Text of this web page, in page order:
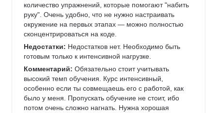
количество упражнений, которые помогают "набить
руку". Очень удобно, что не нужно настраивать
окружение на первых этапах — можно полностью
сконцентрироваться на коде.
Недостатки: Недостатков нет. Необходимо быть
готовым только к интенсивной нагрузке.
Комментарий: Обязательно стоит учитывать
высокий темп обучения. Курс интенсивный,
особенно если ты совмещаешь его с работой, как
было у меня. Пропускать обучение не стоит, ибо
потом очень сложно нагнать. Нужна хорошая